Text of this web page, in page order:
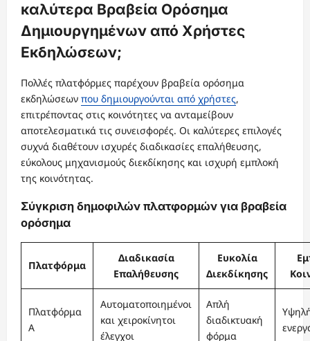
καλύτερα Βραβεία Ορόσημα
Δημιουργημένων από Χρήστες
Εκδηλώσεων;
Πολλές πλατφόρμες παρέχουν βραβεία ορόσημα
εκδηλώσεων που δημιουργούνται από χρήστες,
επιτρέποντας στις κοινότητες να ανταμείβουν
αποτελεσματικά τις συνεισφορές. Οι καλύτερες επιλογές
συχνά διαθέτουν ισχυρές διαδικασίες επαλήθευσης,
εύκολους μηχανισμούς διεκδίκησης και ισχυρή εμπλοκή
της κοινότητας.
Σύγκριση δημοφιλών πλατφορμών για βραβεία
ορόσημα
Πλατφόρμα
Διαδικασία
Επαλήθευσης
Ευκολία
Διεκδίκησης
Πλατφόρμα
A
Αυτοματοποιημένοι
και χειροκίνητοι
έλεγχοι
Απλή
διαδικτυακή
φόρμα